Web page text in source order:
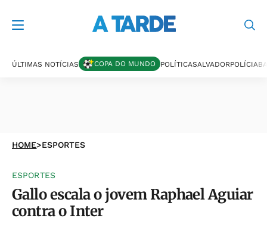
ÚLTIMAS NOTÍCIAS COPA DO MUNDO POLÍTICASALVADORPOLÍCIA
HOME>ESPORTES
ESPORTES
Gallo escala o jovem Raphael Aguiar
contra o Inter